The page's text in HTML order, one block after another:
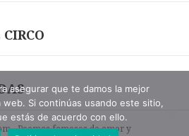
- Poemas famosos de amor y
asegurar que te damos la mejor
Si continúas usando este sitio,
estás de acuerdo con ello.